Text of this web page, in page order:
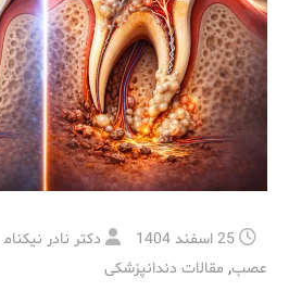
25 اسفند 1404 دکتر نادر نیکنام
عصب, مقالات دندانپزشکی